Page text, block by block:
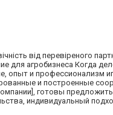
від перевіреного
для агробизнеса Когда
опыт и профессионализм
и построенные
готовы
индивидуальный